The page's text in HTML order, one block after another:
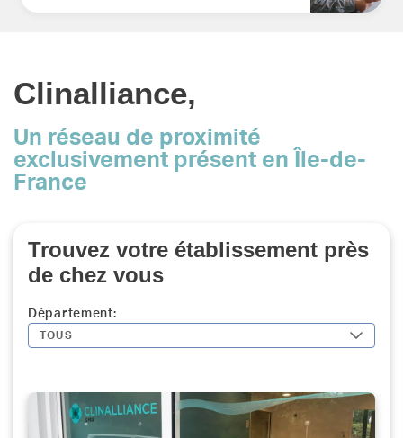
Clinalliance,
Un réseau de proximité
exclusivement présent en Île-de-
France
Trouvez votre établissement près
de chez vous
Département:
TOUS